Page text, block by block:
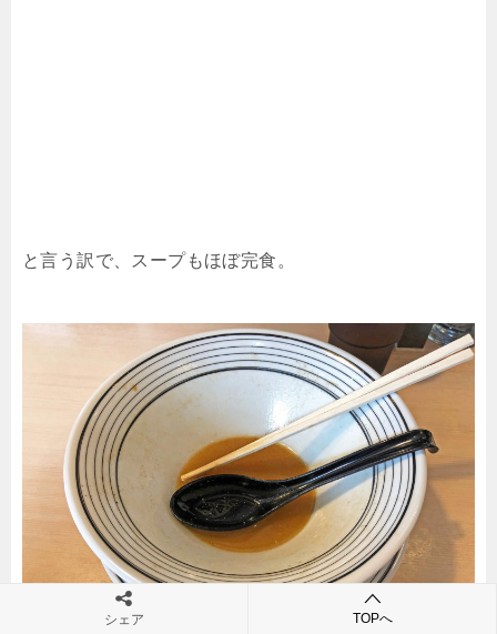
と言う訳で、スープもほぼ完食。
シェア TOPへ